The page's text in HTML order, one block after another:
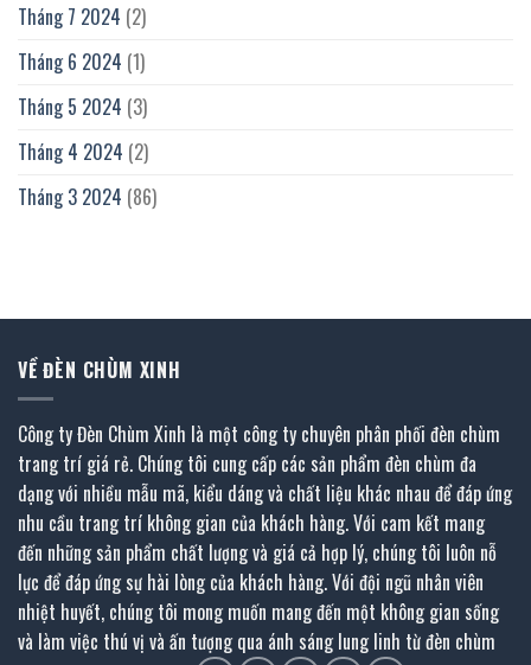
Tháng 7 2024 (2)
Tháng 6 2024 (1)
Tháng 5 2024 (3)
Tháng 4 2024 (2)
Tháng 3 2024 (86)
VỀ ĐÈN CHÙM XINH
Công ty Đèn Chùm Xinh là một công ty chuyên phân phối đèn chùm
trang trí giá rẻ. Chúng tôi cung cấp các sản phẩm đèn chùm đa
dạng với nhiều mẫu mã, kiểu dáng và chất liệu khác nhau để đáp ứng
nhu cầu trang trí không gian của khách hàng. Với cam kết mang
đến những sản phẩm chất lượng và giá cả hợp lý, chúng tôi luôn nỗ
lực để đáp ứng sự hài lòng của khách hàng. Với đội ngũ nhân viên
nhiệt huyết, chúng tôi mong muốn mang đến một không gian sống
và làm việc thú vị và ấn tượng qua ánh sáng lung linh từ đèn chùm